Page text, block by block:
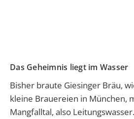
Das Geheimnis liegt im Wasser
Bisher braute Giesinger Bräu,
kleine Brauereien in München,
Mangfalltal, also